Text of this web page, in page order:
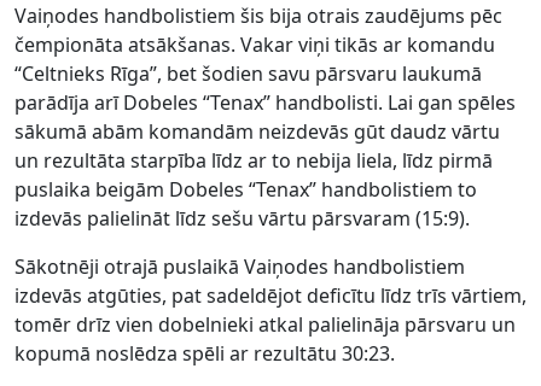
Vaiņodes handbolistiem šis bija otrais zaudējums pēc
čempionāta atsākšanas. Vakar viņi tikās ar komandu
“Celtnieks Rīga”, bet šodien savu pārsvaru laukumā
parādīja arī Dobeles “Tenax” handbolisti. Lai gan spēles
sākumā abām komandām neizdevās gūt daudz vārtu
un rezultāta starpība līdz ar to nebija liela, līdz pirmā
puslaika beigām Dobeles “Tenax” handbolistiem to
izdevās palielināt līdz sešu vārtu pārsvaram (15:9).
Sākotnēji otrajā puslaikā Vaiņodes handbolistiem
izdevās atgūties, pat sadeldējot deficītu līdz trīs vārtiem,
tomēr drīz vien dobelnieki atkal palielināja pārsvaru un
kopumā noslēdza spēli ar rezultātu 30:23.